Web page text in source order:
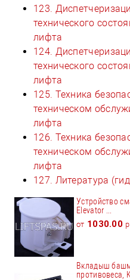
123.
технического
лифта
124.
технического
лифта
125. Техника
техническом
лифта
126. Техника
техническом
лифта
127. Литература
Устройство
Elevator ...
от 1030.00
Вкладыш
противовеса,